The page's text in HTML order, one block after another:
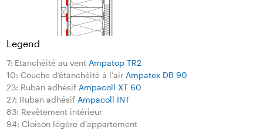
Legend
7: Etanchéité au vent Ampatop TR2
10: Couche d’étanchéité à l’air Ampatex DB 90
23: Ruban adhésif Ampacoll XT 60
27: Ruban adhésif Ampacoll INT
83: Revêtement intérieur
94: Cloison légère d’appartement